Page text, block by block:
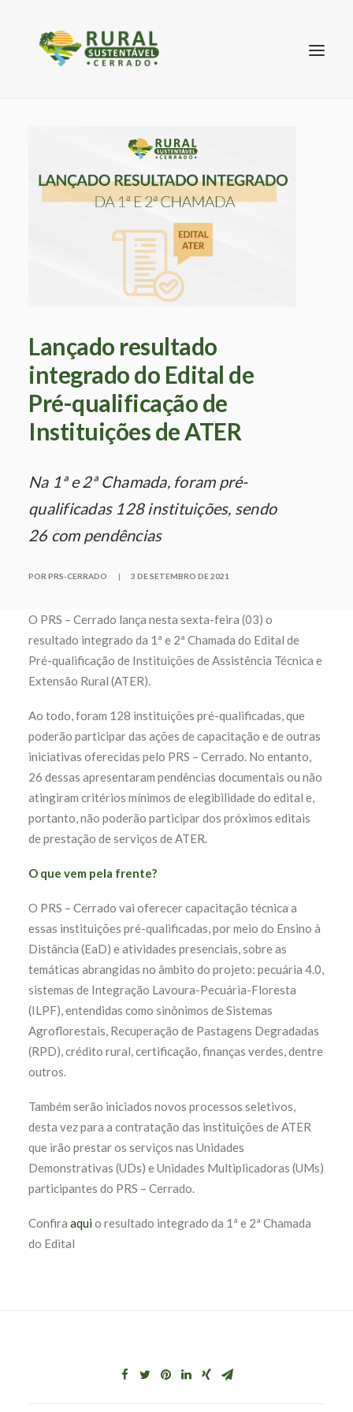
Lançado resultado
integrado do Edital de
Pré-qualificação de
Instituições de ATER
Na 1ª e 2ª Chamada, foram pré-
qualificadas 128 instituições, sendo
26 com pendências
POR PRS-CERRADO | 3 DE SETEMBRO DE 2021
O PRS – Cerrado lança nesta sexta-feira (03) o
resultado integrado da 1ª e 2ª Chamada do Edital de
Pré-qualificação de Instituições de Assistência Técnica e
Extensão Rural (ATER).
Ao todo, foram 128 instituições pré-qualificadas,que
poderão participar das ações de capacitação e de outras
iniciativas oferecidas pelo PRS – Cerrado. No entanto,
26 dessas apresentaram pendências documentais ou não
atingiram critérios mínimos de elegibilidade do edital e,
portanto, não poderão participar dos próximos editais
de prestação de serviços de ATER.
O que vem pela frente?
O PRS – Cerrado vai oferecer capacitação técnica a
essas instituições pré-qualificadas, por meio do Ensino à
Distância (EaD) e atividades presenciais, sobre as
temáticas abrangidas no âmbito do projeto: pecuária 4.0,
sistemas de Integração Lavoura-Pecuária-Floresta
(ILPF), entendidas como sinônimos de Sistemas
Agroflorestais, Recuperação de Pastagens Degradadas
(RPD), crédito rural, certificação, finanças verdes, dentre
outros.
Também serão iniciados novos processos seletivos,
desta vez para a contratação das instituições de ATER
que irão prestar os serviços nas Unidades
Demonstrativas (UDs) e Unidades Multiplicadoras (UMs)
participantes do PRS – Cerrado.
Confira aqui o resultado integrado da 1ª e 2ª Chamada
do Edital